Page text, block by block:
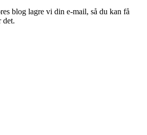
blog lagre vi din e-mail, så du kan få
det.